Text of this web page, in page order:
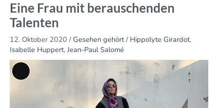
Eine Frau mit berauschenden
Talenten
12. Oktober 2020 / Gesehen gehört/ Hippolyte Girardot,
Isabelle Huppert, Jean-Paul Salomé
Lange
Beschreibung